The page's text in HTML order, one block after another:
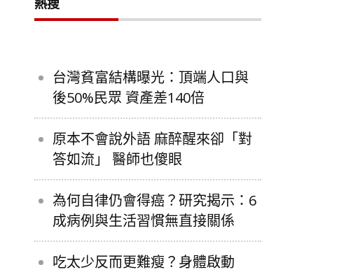
熱搜
台灣貧富結構曝光：頂端人口與
後50%民眾 資產差140倍
原本不會說外語 麻醉醒來卻「對
答如流」 醫師也傻眼
為何自律仍會得癌？研究揭示：6
成病例與生活習慣無直接關係
吃太少反而更難瘦？身體啟動